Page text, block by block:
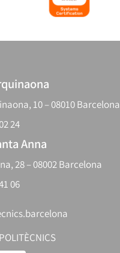
10 – 08010 Barcelona
24
Anna
28 – 08002 Barcelona
06